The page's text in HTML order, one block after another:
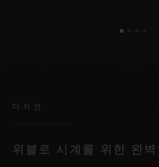
디자인
위블로 시계를 위한 완벽